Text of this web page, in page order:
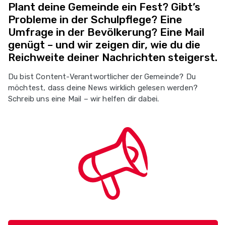
Plant deine Gemeinde ein Fest? Gibt’s
Probleme in der Schulpflege? Eine
Umfrage in der Bevölkerung? Eine Mail
genügt – und wir zeigen dir, wie du die
Reichweite deiner Nachrichten steigerst.
Du bist Content-Verantwortlicher der Gemeinde? Du
möchtest, dass deine News wirklich gelesen werden?
Schreib uns eine Mail – wir helfen dir dabei.